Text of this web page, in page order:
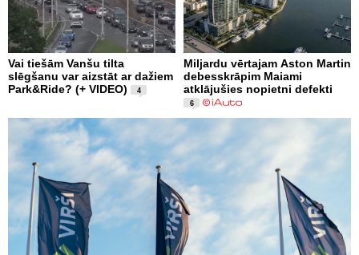
Vai tiešām Vanšu tilta
slēgšanu var aizstāt ar dažiem
Park&Ride? (+ VIDEO)
4
Miljardu vērtajam Aston Martin
debesskrāpim Maiami
atklājušies nopietni defekti
6